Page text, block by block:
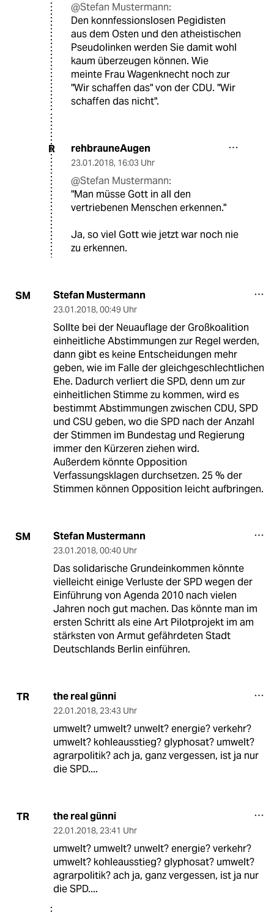
@Stefan Mustermann:
Den konnfessionslosen Pegidisten
aus dem Osten und den atheistischen
Pseudolinken werden Sie damit wohl
kaum überzeugen können. Wie
meinte Frau Wagenknecht noch zur
"Wir schaffen das" von der CDU. "Wir
schaffen das nicht".
R rehbrauneAugen
23.01.2018, 16:03 Uhr
@Stefan Mustermann:
"Man müsse Gott in all den
vertriebenen Menschen erkennen."
Ja, so viel Gott wie jetzt war noch nie
zu erkennen.
SM Stefan Mustermann
23.01.2018, 00:49 Uhr
Sollte bei der Neuauflage der Großkoalition
einheitliche Abstimmungen zur Regel werden,
dann gibt es keine Entscheidungen mehr
geben, wie im Falle der gleichgeschlechtlichen
Ehe. Dadurch verliert die SPD, denn um zur
einheitlichen Stimme zu kommen, wird es
bestimmt Abstimmungen zwischen CDU, SPD
und CSU geben, wo die SPD nach der Anzahl
der Stimmen im Bundestag und Regierung
immer den Kürzeren ziehen wird.
Außerdem könnte Opposition
Verfassungsklagen durchsetzen. 25 % der
Stimmen können Opposition leicht aufbringen.
SM Stefan Mustermann
23.01.2018, 00:40 Uhr
Das solidarische Grundeinkommen könnte
vielleicht einige Verluste der SPD wegen der
Einführung von Agenda 2010 nach vielen
Jahren noch gut machen. Das könnte man im
ersten Schritt als eine Art Pilotprojekt im am
stärksten von Armut gefährdeten Stadt
Deutschlands Berlin einführen.
TR the real günni
22.01.2018, 23:43 Uhr
umwelt? umwelt? unwelt? energie? verkehr?
umwelt? kohleausstieg? glyphosat? umwelt?
agrarpolitik? ach ja, ganz vergessen, ist ja nur
die SPD....
TR the real günni
22.01.2018, 23:41 Uhr
umwelt? umwelt? unwelt? energie? verkehr?
umwelt? kohleausstieg? glyphosat? umwelt?
agrarpolitik? ach ja, ganz vergessen, ist ja nur
die SPD....